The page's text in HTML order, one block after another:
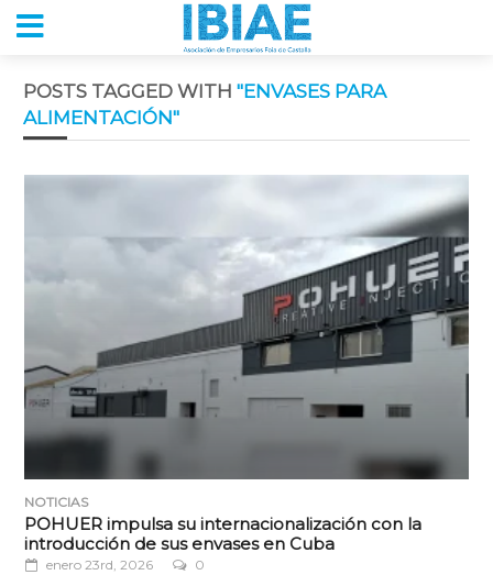
POSTS TAGGED WITH "ENVASES PARA
ALIMENTACIÓN"
NOTICIAS
POHUER impulsa su internacionalización con la
introducción de sus envases en Cuba
enero 23rd, 2026 0